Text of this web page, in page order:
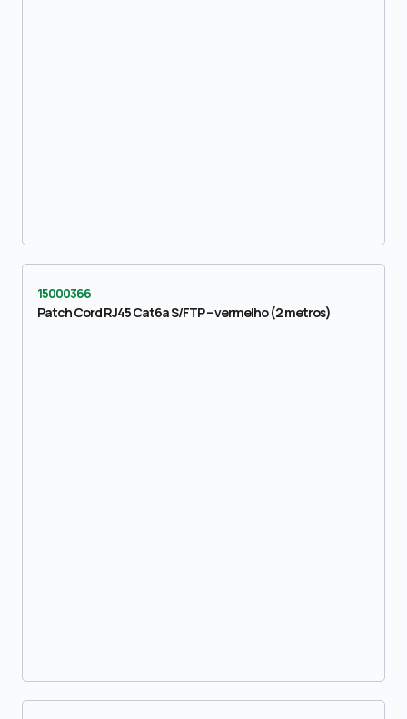
15000366
Patch Cord RJ45 Cat6a S/FTP – vermelho (2 metros)